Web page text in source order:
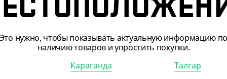
Это нужно, чтобы показывать актуальную информацию по
наличию товаров и упростить покупки.
Караганда
Талгар